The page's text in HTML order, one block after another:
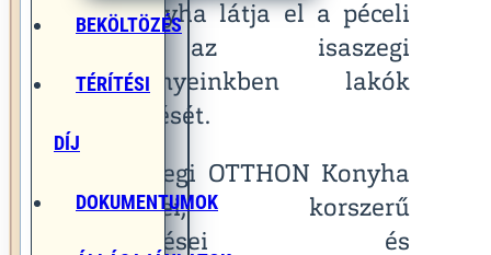
BEKÖLTÖZÉS
TÉRÍTÉSI
DÍJ
DOKUMENTUMOK
nagykonyha látja el a péceli
és az isaszegi
intézményeinkben lakók
étkeztetését.
Az isaszegi OTTHON Konyha
helyiségei, korszerű
felszerelései és